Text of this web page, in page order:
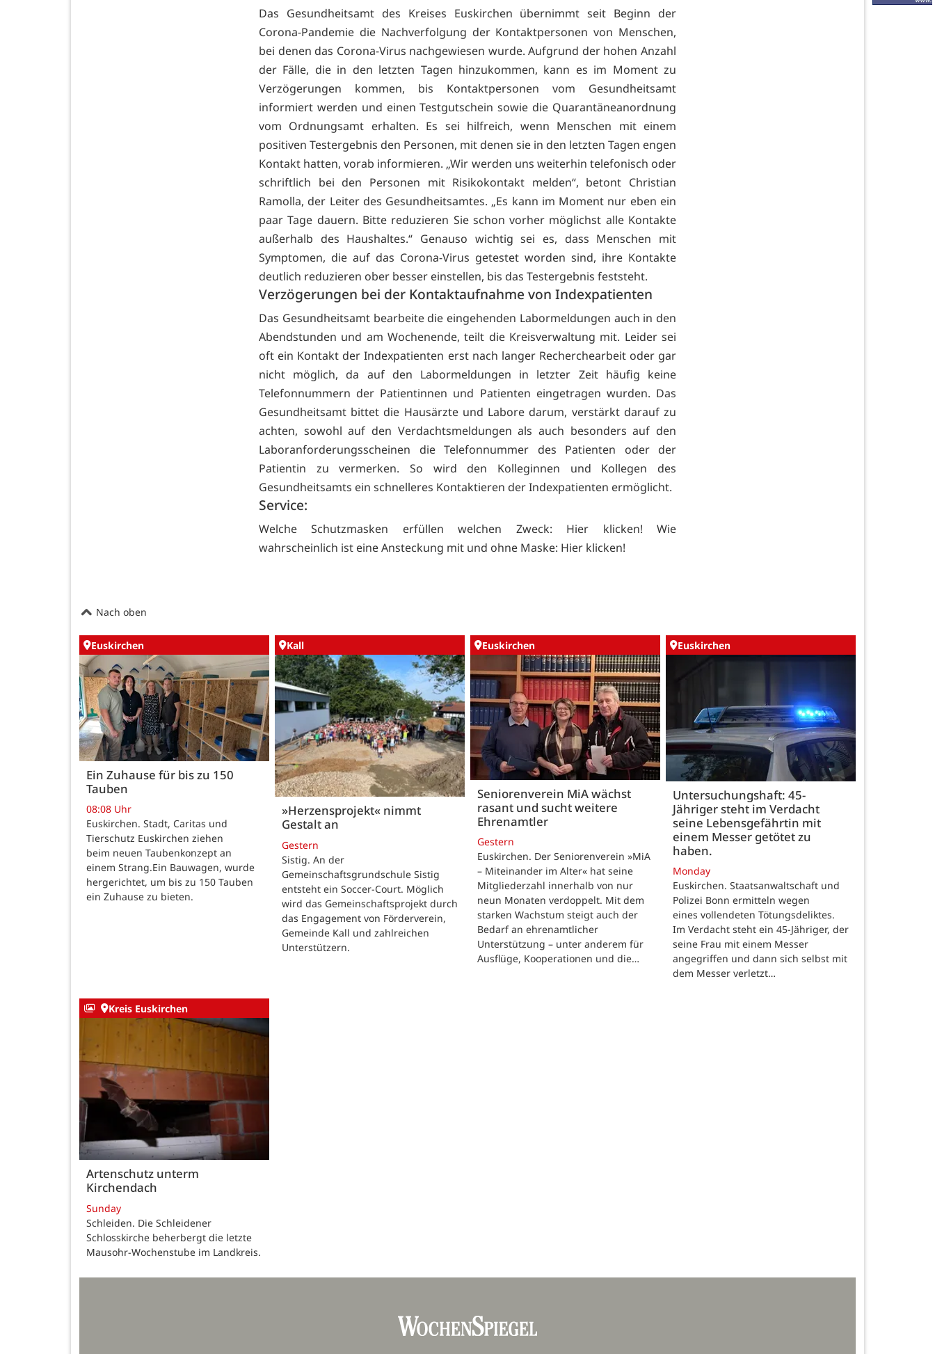
Das Gesundheitsamt des Kreises Euskirchen übernimmt seit Beginn der
Corona-Pandemie die Nachverfolgung der Kontaktpersonen von Menschen,
bei denen das Corona-Virus nachgewiesen wurde. Aufgrund der hohen Anzahl
der Fälle, die in den letzten Tagen hinzukommen, kann es im Moment zu
Verzögerungen kommen, bis Kontaktpersonen vom Gesundheitsamt
informiert werden und einen Testgutschein sowie die Quarantäneanordnung
vom Ordnungsamt erhalten. Es sei hilfreich, wenn Menschen mit einem
positiven Testergebnis den Personen, mit denen sie in den letzten Tagen engen
Kontakt hatten, vorab informieren. „Wir werden uns weiterhin telefonisch oder
schriftlich bei den Personen mit Risikokontakt melden“, betont Christian
Ramolla, der Leiter des Gesundheitsamtes. „Es kann im Moment nur eben ein
paar Tage dauern. Bitte reduzieren Sie schon vorher möglichst alle Kontakte
außerhalb des Haushaltes.“ Genauso wichtig sei es, dass Menschen mit
Symptomen, die auf das Corona-Virus getestet worden sind, ihre Kontakte
deutlich reduzieren ober besser einstellen, bis das Testergebnis feststeht.
Verzögerungen bei der Kontaktaufnahme von Indexpatienten
Das Gesundheitsamt bearbeite die eingehenden Labormeldungen auch in den
Abendstunden und am Wochenende, teilt die Kreisverwaltung mit. Leider sei
oft ein Kontakt der Indexpatienten erst nach langer Recherchearbeit oder gar
nicht möglich, da auf den Labormeldungen in letzter Zeit häufig keine
Telefonnummern der Patientinnen und Patienten eingetragen wurden. Das
Gesundheitsamt bittet die Hausärzte und Labore darum, verstärkt darauf zu
achten, sowohl auf den Verdachtsmeldungen als auch besonders auf den
Laboranforderungsscheinen die Telefonnummer des Patienten oder der
Patientin zu vermerken. So wird den Kolleginnen und Kollegen des
Gesundheitsamts ein schnelleres Kontaktieren der Indexpatienten ermöglicht.
Service:
Welche Schutzmasken erfüllen welchen Zweck: Hier klicken! Wie
wahrscheinlich ist eine Ansteckung mit und ohne Maske: Hier klicken!
Nach oben
Euskirchen
Ein Zuhause für bis zu 150
Tauben
08:08 Uhr
Euskirchen. Stadt, Caritas und
Tierschutz Euskirchen ziehen
beim neuen Taubenkonzept an
einem Strang.Ein Bauwagen, wurde
hergerichtet, um bis zu 150 Tauben
ein Zuhause zu bieten.
Kall
»Herzensprojekt« nimmt
Gestalt an
Gestern
Sistig. An der
Gemeinschaftsgrundschule Sistig
entsteht ein Soccer-Court. Möglich
wird das Gemeinschaftsprojekt durch
das Engagement von Förderverein,
Gemeinde Kall und zahlreichen
Unterstützern.
Euskirchen
Seniorenverein MiA wächst
rasant und sucht weitere
Ehrenamtler
Gestern
Euskirchen. Der Seniorenverein »MiA
– Miteinander im Alter« hat seine
Mitgliederzahl innerhalb von nur
neun Monaten verdoppelt. Mit dem
starken Wachstum steigt auch der
Bedarf an ehrenamtlicher
Unterstützung – unter anderem für
Ausflüge, Kooperationen und die…
Euskirchen
Untersuchungshaft: 45-
Jähriger steht im Verdacht
seine Lebensgefährtin mit
einem Messer getötet zu
haben.
Monday
Euskirchen. Staatsanwaltschaft und
Polizei Bonn ermitteln wegen
eines vollendeten Tötungsdeliktes.
Im Verdacht steht ein 45-Jähriger, der
seine Frau mit einem Messer
angegriffen und dann sich selbst mit
dem Messer verletzt…
Kreis Euskirchen
Artenschutz unterm
Kirchendach
Sunday
Schleiden. Die Schleidener
Schlosskirche beherbergt die letzte
Mausohr-Wochenstube im Landkreis.